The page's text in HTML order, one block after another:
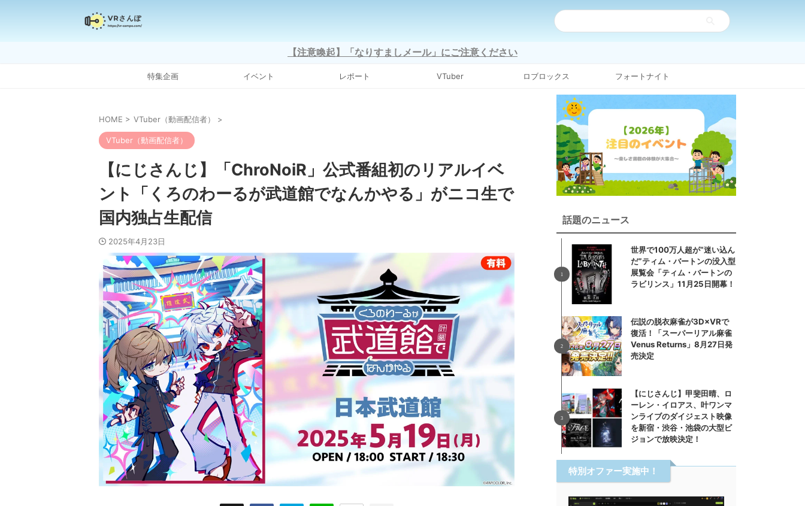
【注意喚起】「なりすましメール」にご注意ください
特集企画 イベント レポート VTuber ロブロックス フォートナイト
HOME > VTuber（動画配信者） >
VTuber（動画配信者）
【にじさんじ】「ChroNoiR」公式番組初のリアルイベ
ント「くろのわーるが武道館でなんかやる」がニコ生で
国内独占生配信
2025年4月23日
話題のニュース
世界で100万人超が“迷い込ん
だ”ティム・バートンの没入型
展覧会「ティム・バートンの
ラビリンス」11月25日開幕！
伝説の脱衣麻雀が3D×VRで
復活！「スーパーリアル麻雀
Venus Returns」8月27日発
売決定
【にじさんじ】甲斐田晴、ロ
ーレン・イロアス、叶ワンマ
ンライブのダイジェスト映像
を新宿・渋谷・池袋の大型ビ
ジョンで放映決定！
特別オファー実施中！